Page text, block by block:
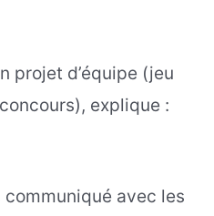
projet d’équipe (jeu
explique :
avec les